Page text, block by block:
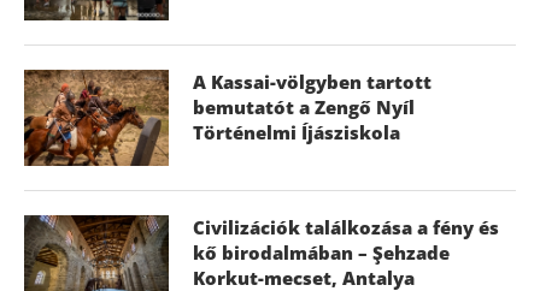
A Kassai-völgyben tartott
bemutatót a Zengő Nyíl
Történelmi Íjásziskola
Civilizációk találkozása a fény és
kő birodalmában – Şehzade
Korkut-mecset, Antalya